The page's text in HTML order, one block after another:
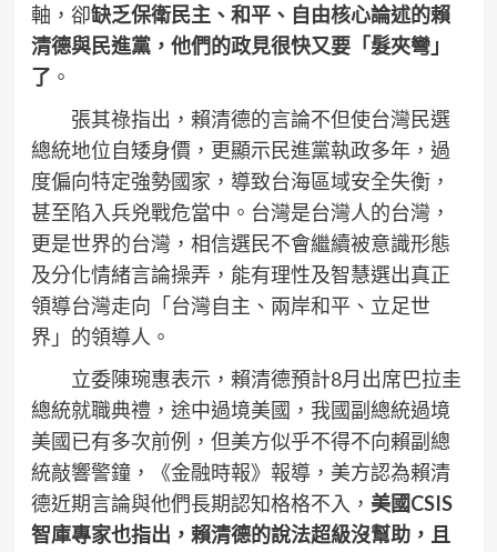
軸，卻缺乏保衛民主、和平、自由核心論述的賴
清德與民進黨，他們的政見很快又要「髮夾彎」
了 。
張其祿指出，賴清德的言論不但使台灣民選
總統地位自矮身價，更顯示民進黨執政多年，過
度偏向特定強勢國家，導致台海區域安全失衡，
甚至陷入兵兇戰危當中。台灣是台灣人的台灣，
更是世界的台灣，相信選民不會繼續被意識形態
及分化情緒言論操弄，能有理性及智慧選出真正
領導台灣走向「台灣自主、兩岸和平、立足世
界」的領導人。
立委陳琬惠表示，賴清德預計8月出席巴拉圭
總統就職典禮，途中過境美國，我國副總統過境
美國已有多次前例，但美方似乎不得不向賴副總
統敲響警鐘，《金融時報》報導，美方認為賴清
德近期言論與他們長期認知格格不入， 美國CSIS
智庫專家也指出，賴清德的說法超級沒幫助，且